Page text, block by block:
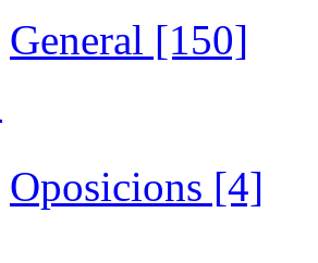
General [150]
Oposicions [4]